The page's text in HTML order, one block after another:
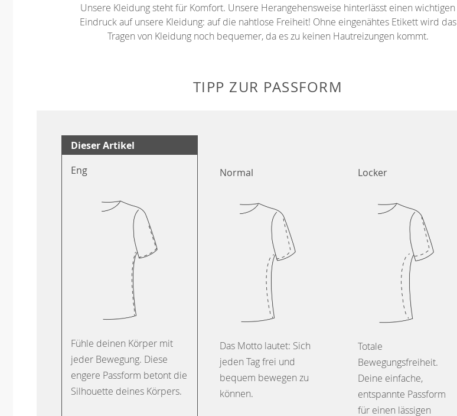
Unsere Kleidung steht für Komfort. Unsere Herangehensweise hinterlässt einen wichtigen
Eindruck auf unsere Kleidung: auf die nahtlose Freiheit! Ohne eingenähtes Etikett wird das
Tragen von Kleidung noch bequemer, da es zu keinen Hautreizungen kommt.
TIPP ZUR PASSFORM
Dieser Artikel
Eng
Fühle deinen Körper mit
jeder Bewegung. Diese
engere Passform betont die
Silhouette deines Körpers.
Normal
Das Motto lautet: Sich
jeden Tag frei und
bequem bewegen zu
können.
Locker
Totale
Bewegungsfreiheit.
Deine einfache,
entspannte Passform
für einen lässigen